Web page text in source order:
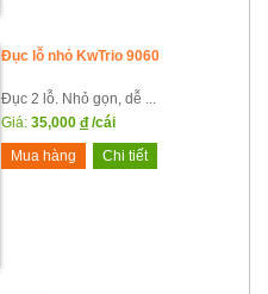
Đục lỗ nhỏ KwTrio 9060
Đục 2 lỗ. Nhỏ gọn, dễ ...
Giá: 35,000 đ /cái
Mua hàng
Chi tiết